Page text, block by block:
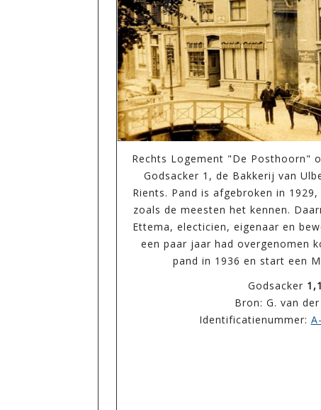
Rechts Logement "De Posthoorn"
Godsacker 1, de Bakkerij van
Rients. Pand is afgebroken in
zoals de meesten het kennen.
Ettema, electicien, eigenaar en
een paar jaar had overgenomen
pand in 1936 en start een
Godsacker
Bron: G. van
Identificatienummer: